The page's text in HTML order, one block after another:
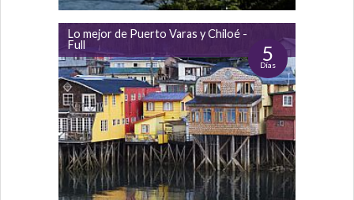
Lo mejor de Puerto Varas y Chiloé -
Full
5
Días